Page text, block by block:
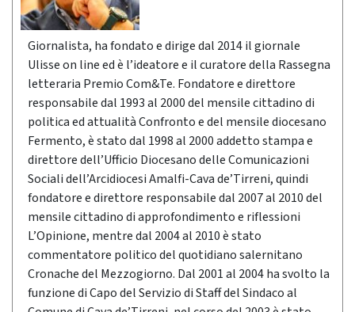
Giornalista, ha fondato e dirige dal 2014 il giornale
Ulisse on line ed è l’ideatore e il curatore della Rassegna
letteraria Premio Com&Te. Fondatore e direttore
responsabile dal 1993 al 2000 del mensile cittadino di
politica ed attualità Confronto e del mensile diocesano
Fermento, è stato dal 1998 al 2000 addetto stampa e
direttore dell’Ufficio Diocesano delle Comunicazioni
Sociali dell’Arcidiocesi Amalfi-Cava de’Tirreni, quindi
fondatore e direttore responsabile dal 2007 al 2010 del
mensile cittadino di approfondimento e riflessioni
L’Opinione, mentre dal 2004 al 2010 è stato
commentatore politico del quotidiano salernitano
Cronache del Mezzogiorno. Dal 2001 al 2004 ha svolto la
funzione di Capo del Servizio di Staff del Sindaco al